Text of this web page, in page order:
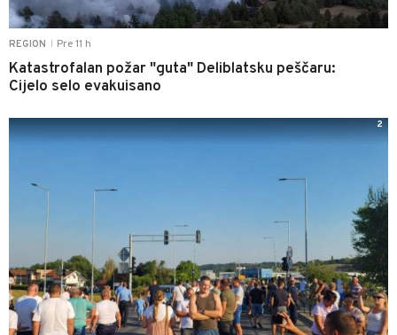
REGION Pre 11 h
Katastrofalan požar "guta" Deliblatsku peščaru:
Cijelo selo evakuisano
2